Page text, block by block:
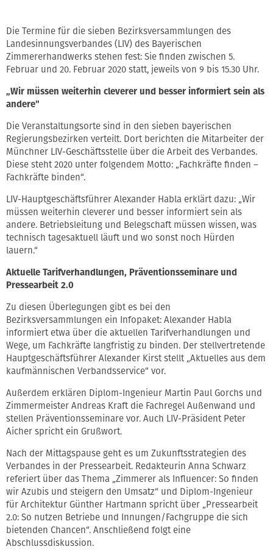
Die Termine für die sieben Bezirksversammlungen des
Landesinnungsverbandes (LIV) des Bayerischen
Zimmererhandwerks stehen fest: Sie finden zwischen 5.
Februar und 20. Februar 2020 statt, jeweils von 9 bis 15.30 Uhr.
„Wir müssen weiterhin cleverer und besser informiert sein als
andere"
Die Veranstaltungsorte sind in den sieben bayerischen
Regierungsbezirken verteilt. Dort berichten die Mitarbeiter der
Münchner LIV-Geschäftsstelle über die Arbeit des Verbandes.
Diese steht 2020 unter folgendem Motto: „Fachkräfte finden –
Fachkräfte binden“.
LIV-Hauptgeschäftsführer Alexander Habla erklärt dazu: „Wir
müssen weiterhin cleverer und besser informiert sein als
andere. Betriebsleitung und Belegschaft müssen wissen, was
technisch tagesaktuell läuft und wo sonst noch Hürden
lauern.“
Aktuelle Tarifverhandlungen, Präventionsseminare und
Pressearbeit 2.0
Zu diesen Überlegungen gibt es bei den
Bezirksversammlungen ein Infopaket: Alexander Habla
informiert etwa über die aktuellen Tarifverhandlungen und
Wege, um Fachkräfte langfristig zu binden. Der stellvertretende
Hauptgeschäftsführer Alexander Kirst stellt „Aktuelles aus dem
kaufmännischen Verbandsservice“ vor.
Außerdem erklären Diplom-Ingenieur Martin Paul Gorchs und
Zimmermeister Andreas Kraft die Fachregel Außenwand und
stellen Präventionsseminare vor. Auch LIV-Präsident Peter
Aicher spricht ein Grußwort.
Nach der Mittagspause geht es um Zukunftsstrategien des
Verbandes in der Pressearbeit. Redakteurin Anna Schwarz
referiert über das Thema „Zimmerer als Influencer: So finden
wir Azubis und steigern den Umsatz“ und Diplom-Ingenieur
für Architektur Günther Hartmann spricht über „Pressearbeit
2.0: So nutzen Betriebe und Innungen/Fachgruppe die sich
bietenden Chancen“. Anschließend folgt eine
Abschlussdiskussion.